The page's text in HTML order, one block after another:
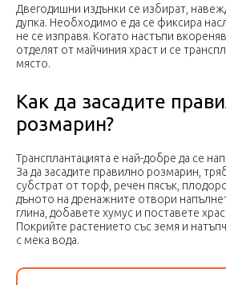
Двегодишни издънки се избират,
дупка. Необходимо е да се фиксира
не се изправя. Когато настъпи
отделят от майчиния храст и се
място.
Как да засадите
розмарин?
Трансплантацията е най-добре да се
За да засадите правилно розмарин,
субстрат от торф, речен пясък,
дъното на дренажните отвори
глина, добавете хумус и поставете
Покрийте растението със земя и
с мека вода.